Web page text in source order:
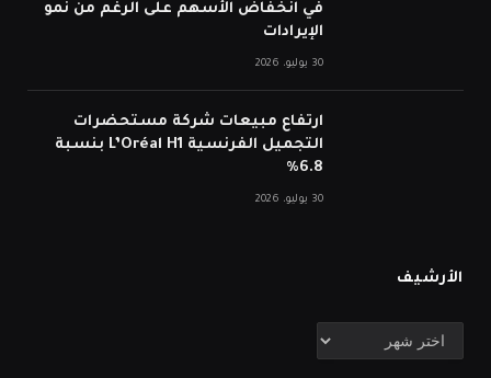
في انخفاض الأسهم على الرغم من نمو
الإيرادات
30 يوليو، 2026
ارتفاع مبيعات شركة مستحضرات
التجميل الفرنسية L’Oréal H1 بنسبة
6.8%
30 يوليو، 2026
الأرشيف
الأرشيف